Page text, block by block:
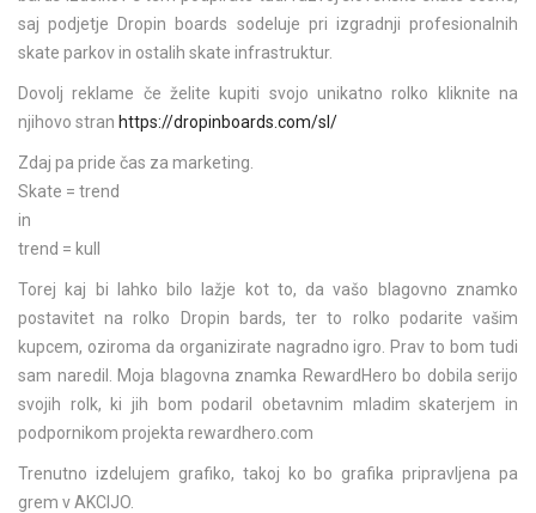
saj podjetje Dropin boards sodeluje pri izgradnji profesionalnih
skate parkov in ostalih skate infrastruktur.
Dovolj reklame če želite kupiti svojo unikatno rolko kliknite na
njihovo stran https://dropinboards.com/sl/
Zdaj pa pride čas za marketing.
Skate = trend
in
trend = kull
Torej kaj bi lahko bilo lažje kot to, da vašo blagovno znamko
postavitet na rolko Dropin bards, ter to rolko podarite vašim
kupcem, oziroma da organizirate nagradno igro. Prav to bom tudi
sam naredil. Moja blagovna znamka RewardHero bo dobila serijo
svojih rolk, ki jih bom podaril obetavnim mladim skaterjem in
podpornikom projekta rewardhero.com
Trenutno izdelujem grafiko, takoj ko bo grafika pripravljena pa
grem v AKCIJO.